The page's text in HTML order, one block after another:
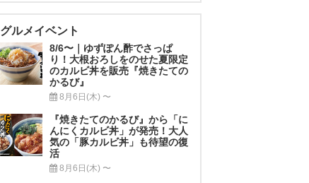
グルメイベント
8/6〜｜ゆずぽん酢でさっぱ
り！大根おろしをのせた夏限定
のカルビ丼を販売『焼きたての
かるび』
8月6日(木) 〜
『焼きたてのかるび』から「に
んにくカルビ丼」が発売！大人
気の「豚カルビ丼」も待望の復
活
8月6日(木) 〜